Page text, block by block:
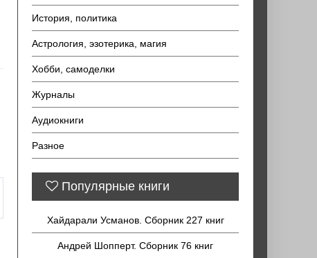
История, политика
Астрология, эзотерика, магия
Хобби, самоделки
Журналы
Аудиокниги
Разное
Популярные книги
Хайдарали Усманов. Сборник 227 книг
Андрей Шопперт. Сборник 76 книг